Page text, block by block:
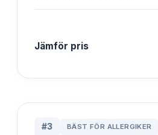
Jämför pris
#3 BÄST FÖR ALLERGIKER